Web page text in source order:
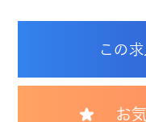
この
お